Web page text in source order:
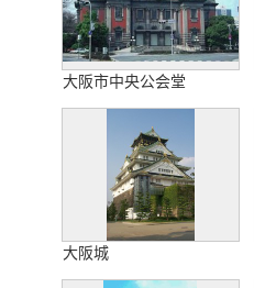
大阪市中央公会堂
大阪城